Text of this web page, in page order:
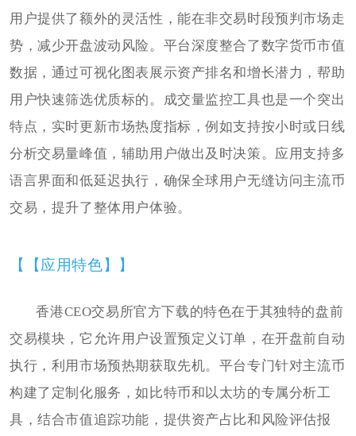
用户提供了额外的灵活性，能在非交易时段预判市场走
势，减少开盘波动风险。平台深度整合了数字货币市值
数据，通过可视化图表展示资产排名和增长潜力，帮助
用户快速筛选优质标的。成交量监控工具也是一个突出
特点，实时更新市场热度指标，例如支持按小时或日线
分析交易量峰值，辅助用户做出及时决策。应用支持多
语言界面和低延迟执行，确保全球用户无缝访问主流币
交易，提升了整体用户体验。
【【应用特色】】
香港CEO交易所官方下载的特色在于其独特的盘前
交易模块，它允许用户设置预定义订单，在开盘前自动
执行，利用市场预热期获取先机。平台专门针对主流币
构建了定制化服务，如比特币和以太坊的专属分析工
具，结合市值追踪功能，提供资产占比和风险评估报